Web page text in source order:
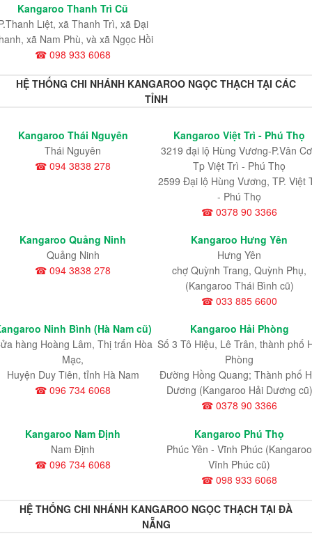
Kangaroo Thanh Trì Cũ
Liệt, xã Thanh Trì, xã Đại
xã Nam Phù, và xã Ngọc Hồi
☎ 098 933 6068
HỆ THỐNG CHI NHÁNH KANGAROO NGỌC THẠCH TẠI CÁC
TỈNH
Kangaroo Thái Nguyên
Thái Nguyên
☎ 094 3838 278
Kangaroo Việt Trì - Phú Thọ
3219 đại lộ Hùng Vương-P.Vân
Tp Việt Trì - Phú Thọ
2599 Đại lộ Hùng Vương, TP. Việt
- Phú Thọ
☎ 0378 90 3366
Kangaroo Quảng Ninh
Quảng Ninh
☎ 094 3838 278
Kangaroo Hưng Yên
Hưng Yên
chợ Quỳnh Trang, Quỳnh Phụ,
(Kangaroo Thái Bình cũ)
☎ 033 885 6600
Ninh Bình (Hà Nam cũ)
hàng Hoàng Lâm, Thị trấn Hòa
Mạc,
Huyện Duy Tiên, tỉnh Hà Nam
☎ 096 734 6068
Kangaroo Hải Phòng
Số 3 Tô Hiệu, Lê Trân, thành phố
Phòng
Đường Hồng Quang; Thành phố
Dương (Kangaroo Hải Dương cũ)
☎ 0378 90 3366
Kangaroo Nam Định
Nam Định
☎ 096 734 6068
Kangaroo Phú Thọ
Phúc Yên - Vĩnh Phúc (Kangaroo
Vĩnh Phúc cũ)
☎ 098 933 6068
HỆ THỐNG CHI NHÁNH KANGAROO NGỌC THẠCH TẠI ĐÀ
NẴNG